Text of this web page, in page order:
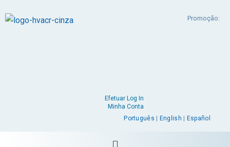
Promoção:
Efetuar Log In
Minha Conta
Português
English Español